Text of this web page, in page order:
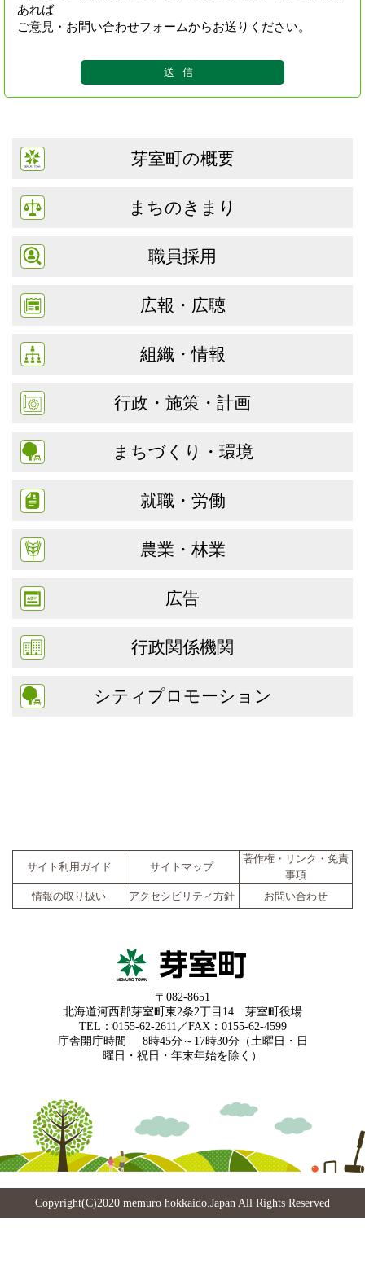
あれば
ご意見・お問い合わせフォームからお送りください。
芽室町の概要
まちのきまり
職員採用
広報・広聴
組織・情報
行政・施策・計画
まちづくり・環境
就職・労働
農業・林業
広告
行政関係機関
シティプロモーション
サイト利用ガイド サイトマップ
著作権・リンク・免責
事項
情報の取り扱い
アクセシビリティ方針 お問い合わせ
〒082-8651
北海道河西郡芽室町東2条2丁目14 芽室町役場
TEL：0155-62-2611／FAX：0155-62-4599
庁舎開庁時間
8時45分～17時30分（土曜日・日
曜日・祝日・年末年始を除く）
Copyright(C)2020 memuro hokkaido.Japan All Rights Reserved